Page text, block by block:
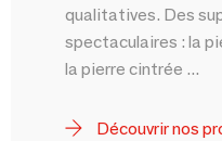
qualitatives. Des
spectaculaires : la
la pierre cintrée ...
Découvrir nos